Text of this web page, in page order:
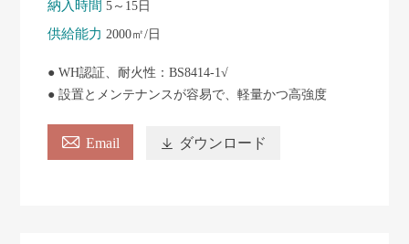
納入時間5～15日
供給能力 2000㎡/日
● WH認証、耐火性：BS8414-1√
● 設置とメンテナンスが容易で、軽量かつ高強度
 Email  ダウンロード